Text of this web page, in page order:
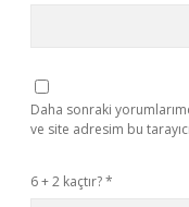
Daha sonraki
ve site adresim bu
6 + 2 kaçtır?*